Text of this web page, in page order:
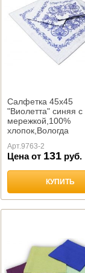
Салфетка 45х45
"Виолетта" синяя с
мережкой,100%
хлопок,Вологда
Арт.9763-2
Цена от 131руб.
КУПИТЬ